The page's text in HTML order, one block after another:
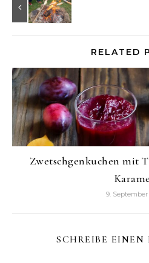
RELATED
Zwetschgenkuchen mit
9.
SCHREIBE EINEN